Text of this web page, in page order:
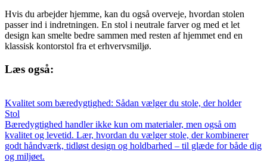
Hvis du arbejder hjemme, kan du også overveje, hvordan stolen
passer ind i indretningen. En stol i neutrale farver og med et let
design kan smelte bedre sammen med resten af hjemmet end en
klassisk kontorstol fra et erhvervsmiljø.
Læs også:
Kvalitet som bæredygtighed: Sådan vælger du stole, der holder
Stol
Bæredygtighed handler ikke kun om materialer, men også om
kvalitet og levetid. Lær, hvordan du vælger stole, der kombinerer
godt håndværk, tidløst design og holdbarhed – til glæde for både dig
og miljøet.